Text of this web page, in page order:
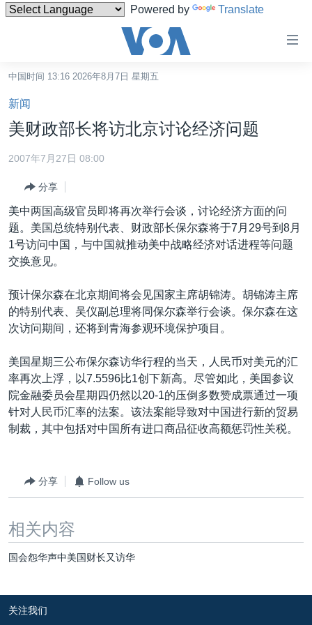
Powered by Translate
碍
链
接
跳
转
容
跳
导
航
转
检
索
港澳
国际
最新国际新闻
印太
中东
欧洲
美洲
全球议题
分类新闻
经济·金融·贸易
人权·法律·宗教
科教·文娱·体健
劳工
环境
美中关系
热点专题
白宫要闻
美中关系
美国建国250周年
埃博拉疫情
关注西藏
GEN Z 看美国
VOA视频
中文广播
关注我们
其他语言网站
中国时间 13:16 2026年8月7日 星期五
新闻
美财政部长将访北京讨论经济问题
2007年7月27日 08:00
分享
美中两国高级官员即将再次举行会谈，讨论经济方面的问
题。美国总统特别代表、财政部长保尔森将于7月29号到8月
1号访问中国，与中国就推动美中战略经济对话进程等问题
交换意见。
预计保尔森在北京期间将会见国家主席胡锦涛。胡锦涛主席
的特别代表、吴仪副总理将同保尔森举行会谈。保尔森在这
次访问期间，还将到青海参观环境保护项目。
美国星期三公布保尔森访华行程的当天，人民币对美元的汇
率再次上浮，以7.5596比1创下新高。尽管如此，美国参议
院金融委员会星期四仍然以20-1的压倒多数赞成票通过一项
针对人民币汇率的法案。该法案能导致对中国进行新的贸易
制裁，其中包括对中国所有进口商品征收高额惩罚性关税。
分享 Follow us
相关内容
国会怨华声中美国财长又访华
关注我们